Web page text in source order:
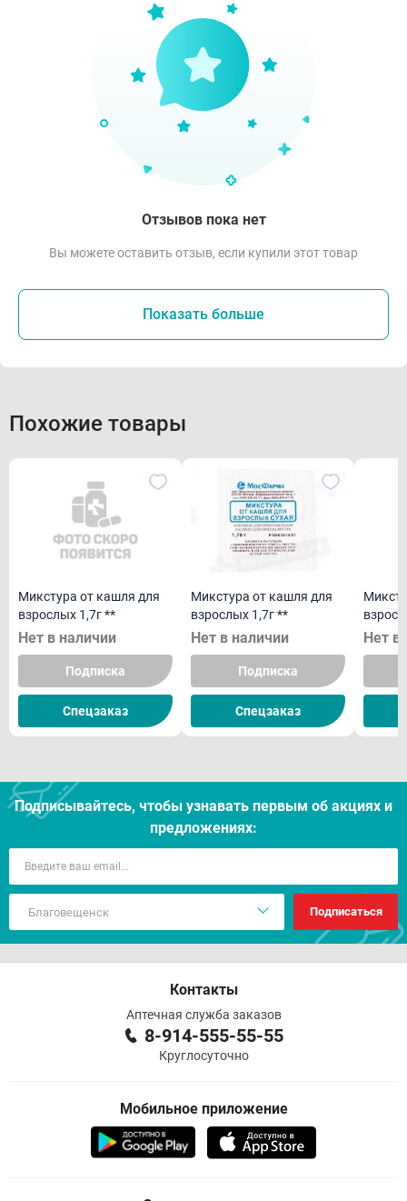
Отзывов пока нет
Вы можете оставить отзыв, если купили этот товар
Показать больше
Похожие товары
Микстура от кашля для
взрослых 1,7г **
Нет в наличии
Подписка
Спецзаказ
Микстура от кашля для
взрослых 1,7г **
Нет в наличии
Подписка
Спецзаказ
Нет в
Подписывайтесь, чтобы узнавать первым об акцияx и
предложениях:
Подписаться
Контакты
Аптечная служба заказов
8-914-555-55-55
Круглосуточно
Мобильное приложение